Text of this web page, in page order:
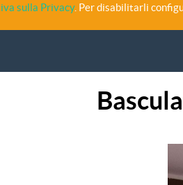
sulla Privacy. Per disabilitarli